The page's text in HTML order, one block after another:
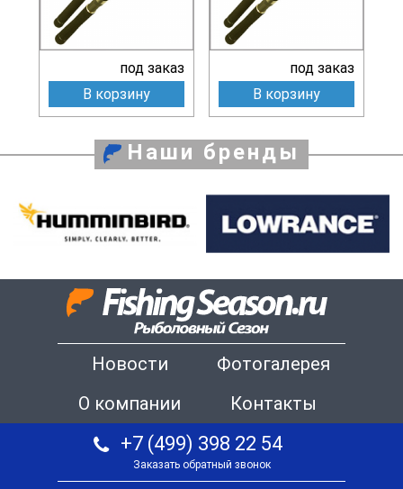
под заказ
В корзину
под заказ
В корзину
Наши бренды
Новости
Фотогалерея
О компании
Контакты
+7 (499) 398 22 54
Заказать обратный звонок